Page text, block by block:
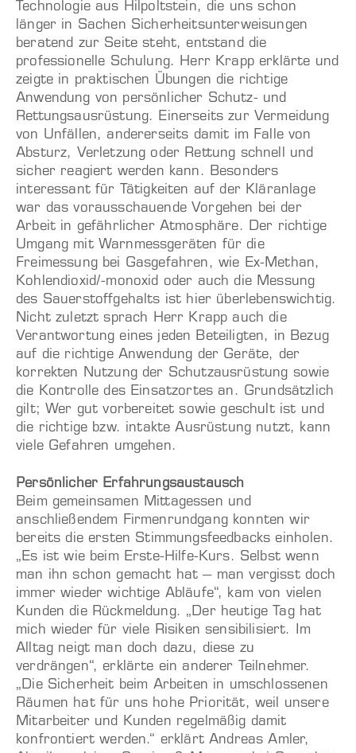
Technologie aus Hilpoltstein, die uns schon
länger in Sachen Sicherheitsunterweisungen
beratend zur Seite steht, entstand die
professionelle Schulung. Herr Krapp erklärte und
zeigte in praktischen Übungen die richtige
Anwendung von persönlicher Schutz- und
Rettungsausrüstung. Einerseits zur Vermeidung
von Unfällen, andererseits damit im Falle von
Absturz, Verletzung oder Rettung schnell und
sicher reagiert werden kann. Besonders
interessant für Tätigkeiten auf der Kläranlage
war das vorausschauende Vorgehen bei der
Arbeit in gefährlicher Atmosphäre. Der richtige
Umgang mit Warnmessgeräten für die
Freimessung bei Gasgefahren, wie Ex-Methan,
Kohlendioxid/-monoxid oder auch die Messung
des Sauerstoffgehalts ist hier überlebenswichtig.
Nicht zuletzt sprach Herr Krapp auch die
Verantwortung eines jeden Beteiligten, in Bezug
auf die richtige Anwendung der Geräte, der
korrekten Nutzung der Schutzausrüstung sowie
die Kontrolle des Einsatzortes an. Grundsätzlich
gilt; Wer gut vorbereitet sowie geschult ist und
die richtige bzw. intakte Ausrüstung nutzt, kann
viele Gefahren umgehen.
Persönlicher Erfahrungsaustausch
Beim gemeinsamen Mittagessen und
anschließendem Firmenrundgang konnten wir
bereits die ersten Stimmungsfeedbacks einholen.
„Es ist wie beim Erste-Hilfe-Kurs. Selbst wenn
man ihn schon gemacht hat – man vergisst doch
immer wieder wichtige Abläufe“, kam von vielen
Kunden die Rückmeldung. „Der heutige Tag hat
mich wieder für viele Risiken sensibilisiert. Im
Alltag neigt man doch dazu, diese zu
verdrängen“, erklärte ein anderer Teilnehmer.
„Die Sicherheit beim Arbeiten in umschlossenen
Räumen hat für uns hohe Priorität, weil unsere
Mitarbeiter und Kunden regelmäßig damit
konfrontiert werden.“ erklärt Andreas Amler,